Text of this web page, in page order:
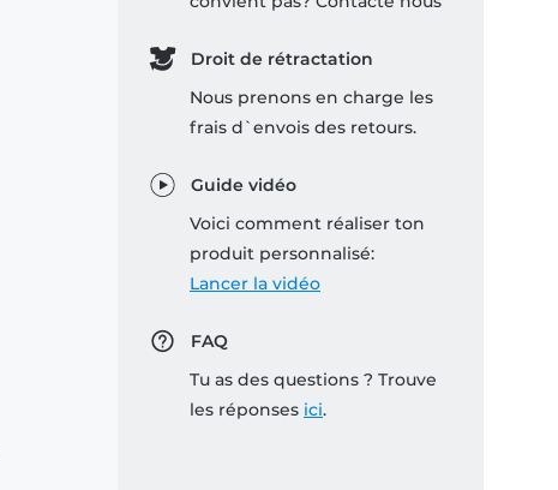
Droit de rétractation
Nous prenons en charge les
frais d`envois des retours.
Guide vidéo
Voici comment réaliser ton
produit personnalisé:
Lancer la vidéo
FAQ
Tu as des questions ? Trouve
les réponses ici.